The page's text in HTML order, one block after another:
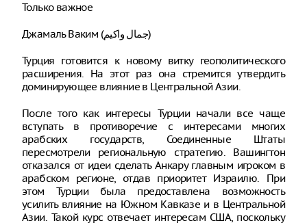
Только важное
Джамаль Ваким (جمال واكيم)
Турция готовится к новому витку геополитического
расширения. На этот раз она стремится утвердить
доминирующее влияние в Центральной Азии.
После того как интересы Турции начали все чаще
вступать в противоречие с интересами многих
арабских государств, Соединенные Штаты
пересмотрели региональную стратегию. Вашингтон
отказался от идеи сделать Анкару главным игроком в
арабском регионе, отдав приоритет Израилю. При
этом Турции была предоставлена возможность
усилить влияние на Южном Кавказе и в Центральной
Азии. Такой курс отвечает интересам США, поскольку